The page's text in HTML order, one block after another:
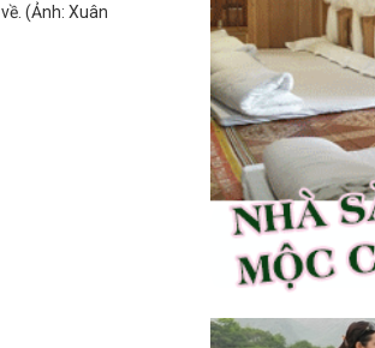
(Ảnh: Xuân